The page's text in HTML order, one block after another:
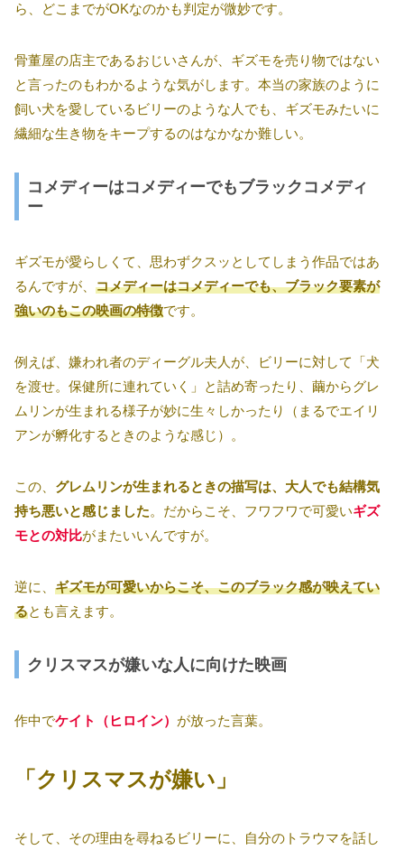
ら、どこまでがOKなのかも判定が微妙です。
骨董屋の店主であるおじいさんが、ギズモを売り物ではない
と言ったのもわかるような気がします。本当の家族のように
飼い犬を愛しているビリーのような人でも、ギズモみたいに
繊細な生き物をキープするのはなかなか難しい。
コメディーはコメディーでもブラックコメディ
ー
ギズモが愛らしくて、思わずクスッとしてしまう作品ではあ
るんですが、 コメディーはコメディーでも、ブラック要素が
強いのもこの映画の特徴です。
例えば、嫌われ者のディーグル夫人が、ビリーに対して「犬
を渡せ。保健所に連れていく」と詰め寄ったり、繭からグレ
ムリンが生まれる様子が妙に生々しかったり（まるでエイリ
アンが孵化するときのような感じ）。
この、 グレムリンが生まれるときの描写は、大人でも結構気
持ち悪いと感じました。だからこそ、フワフワで可愛いギズ
モとの対比がまたいいんですが。
逆に、 ギズモが可愛いからこそ、このブラック感が映えてい
るとも言えます。
クリスマスが嫌いな人に向けた映画
作中でケイト（ヒロイン） が放った言葉。
「クリスマスが嫌い」
そして、その理由を尋ねるビリーに、自分のトラウマを話し